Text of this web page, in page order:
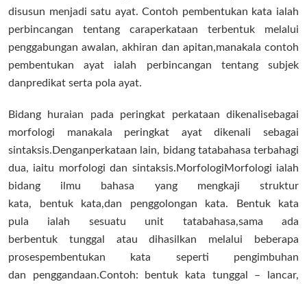
disusun menjadi satu ayat. Contoh pembentukan kata ialah
perbincangan tentang caraperkataan terbentuk melalui
penggabungan awalan, akhiran dan apitan,manakala contoh
pembentukan ayat ialah perbincangan tentang subjek
danpredikat serta pola ayat.
Bidang huraian pada peringkat perkataan dikenalisebagai
morfologi manakala peringkat ayat dikenali sebagai
sintaksis.Denganperkataan lain, bidang tatabahasa terbahagi
dua, iaitu morfologi dan sintaksis.MorfologiMorfologi ialah
bidang ilmu bahasa yang mengkaji struktur
kata, bentuk
kata,dan penggolongan kata. Bentuk kata
pula ialah sesuatu unit tatabahasa,sama ada
berbentuk tunggal atau dihasilkan melalui beberapa
prosespembentukan kata seperti pengimbuhan
dan penggandaan.Contoh: bentuk kata tunggal – lancar,